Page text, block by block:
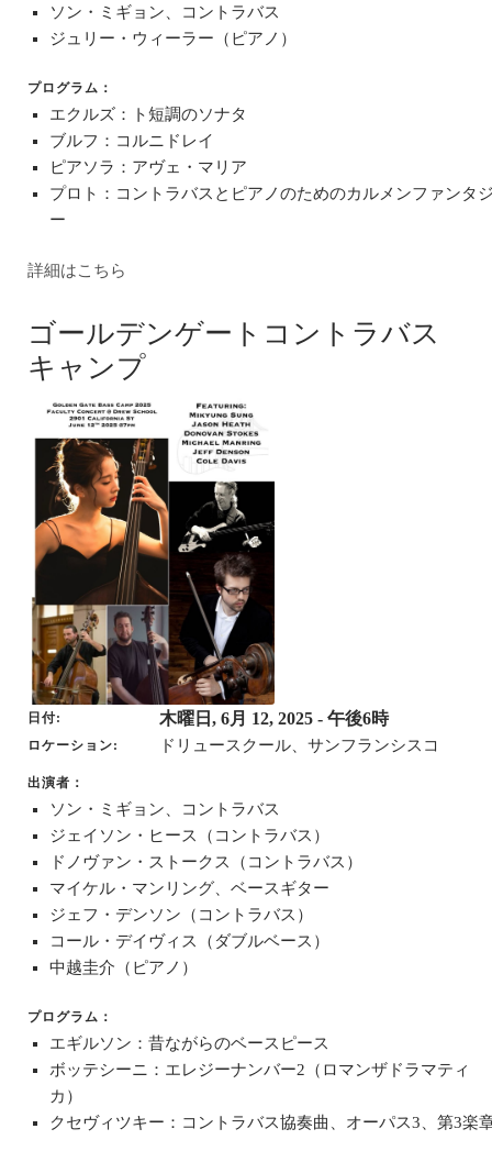
ソン・ミギョン、コントラバス
ジュリー・ウィーラー（ピアノ）
プログラム：
エクルズ：ト短調のソナタ
ブルフ：コルニドレイ
ピアソラ：アヴェ・マリア
プロト：コントラバスとピアノのためのカルメンファンタ
ー
詳細はこちら
ゴールデンゲートコントラバス
キャンプ
日付 木曜日, 6月 12, 2025 - 午後6時
ロケーション ドリュースクール、サンフランシスコ
出演者：
ソン・ミギョン、コントラバス
ジェイソン・ヒース（コントラバス）
ドノヴァン・ストークス（コントラバス）
マイケル・マンリング、ベースギター
ジェフ・デンソン（コントラバス）
コール・デイヴィス（ダブルベース）
中越圭介（ピアノ）
プログラム：
エギルソン：昔ながらのベースピース
ボッテシーニ：エレジーナンバー2（ロマンザドラマティ
カ）
クセヴィツキー：コントラバス協奏曲、オーパス3、第3楽